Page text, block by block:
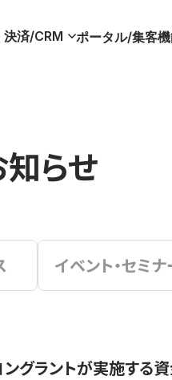
決済/CRM ポータル/集客
知らせ
イベント・セミナ
グラントが実施する